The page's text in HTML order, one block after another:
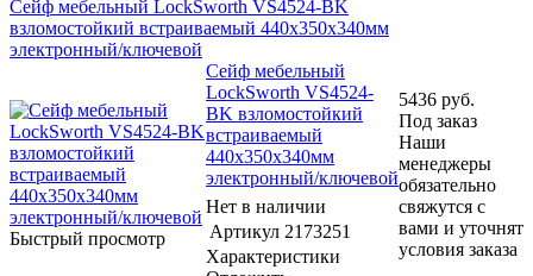
Сейф мебельный LockSworth VS4524-BK
взломостойкий встраиваемый 440x350x340мм
электронный/ключевой
Быстрый просмотр
Сейф мебельный
LockSworth VS4524-
BK взломостойкий
встраиваемый
440x350x340мм
электронный/ключевой
Нет в наличии
Артикул 2173251
Характеристики
5436 руб.
Под заказ
Наши
менеджеры
обязательно
свяжутся с
вами и уточнят
условия заказа